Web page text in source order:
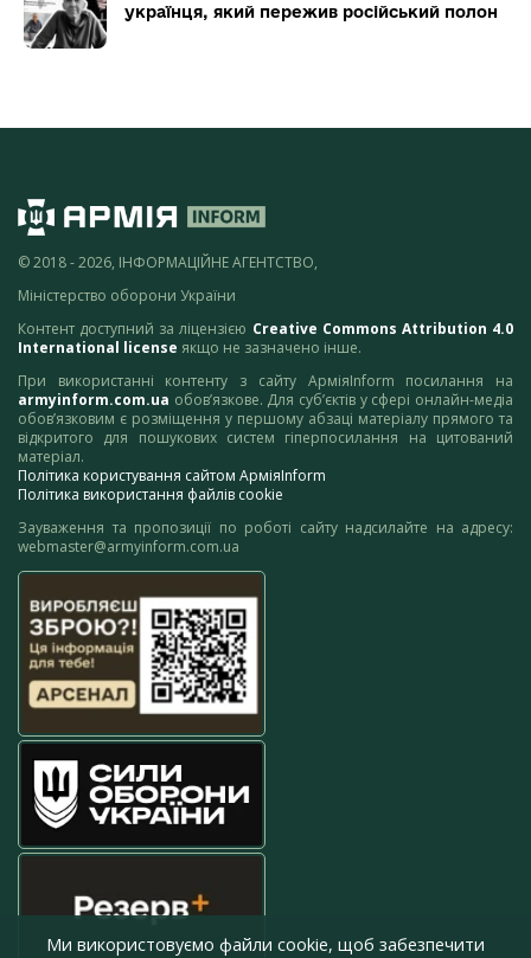
українця, який пережив російський полон
© 2018 - 2026, ІНФОРМАЦІЙНЕ АГЕНТСТВО,
Міністерство оборони України
Контент доступний за ліцензією Creative Commons Attribution 4.0
International license якщо не зазначено інше.
При використанні контенту з сайту АрміяInform посилання на
armyinform.com.ua обов’язкове. Для суб’єктів у сфері онлайн-медіа
обов’язковим є розміщення у першому абзаці матеріалу прямого та
відкритого для пошукових систем гіперпосилання на цитований
матеріал.
Політика користування сайтом АрміяInform
Політика використання файлів cookie
Зауваження та пропозиції по роботі сайту надсилайте на адресу:
webmaster@armyinform.com.ua
Ми використовуємо файли cookie, щоб забезпечити